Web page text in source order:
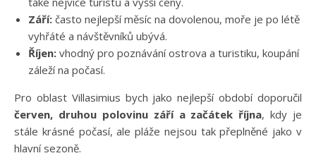
Září: často nejlepší měsíc na dovolenou, moře je po létě
vyhřáté a návštěvníků ubývá.
Říjen: vhodný pro poznávání ostrova a turistiku, koupání
záleží na počasí.
Pro oblast Villasimius bych jako nejlepší období doporučil
červen, druhou polovinu září a začátek října, kdy je
stále krásné počasí, ale pláže nejsou tak přeplněné jako v
hlavní sezoně.